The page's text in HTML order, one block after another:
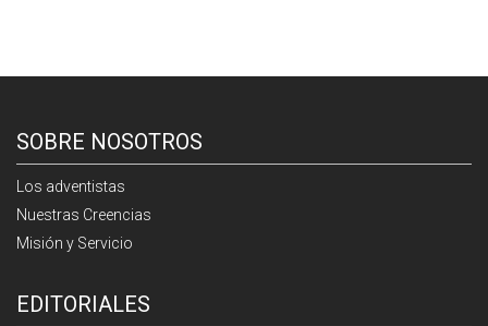
SOBRE NOSOTROS
Los adventistas
Nuestras Creencias
Misión y Servicio
EDITORIALES